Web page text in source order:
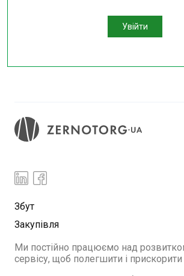
Увійти
Збут
Закупівля
Ми постійно працюємо над
сервісу, щоб полегшити і